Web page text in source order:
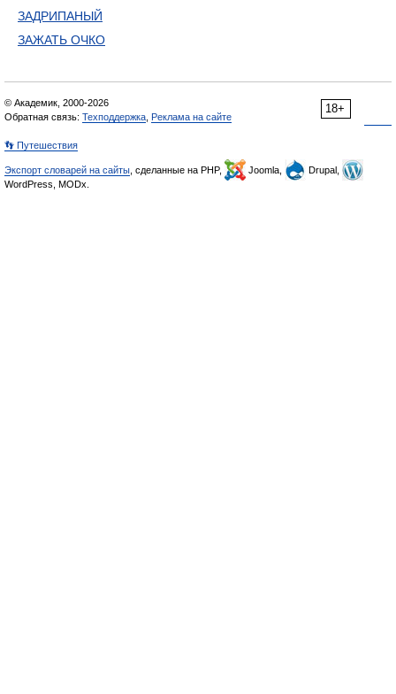
ЗАДРИПАНЫЙ
ЗАЖАТЬ ОЧКО
18+
© Академик, 2000-2026
Обратная связь: Техподдержка Реклама на сайте
👣 Путешествия
Экспорт словарей на сайты , сделанные на PHP, Joomla,
Drupal,
WordPress, MODx.